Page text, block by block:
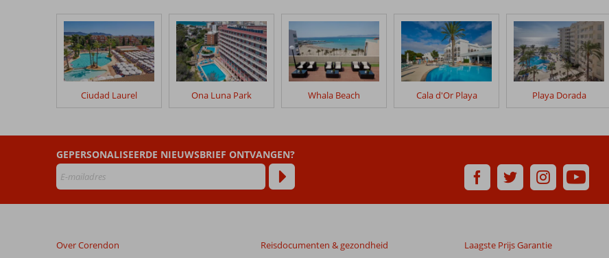
klanten
geschreven
na
hun
verblijf
Globales
Beoordelingen
die
ouder
48
Ciudad Laurel Ona Luna Park Whala Beach Cala d'Or Playa Playa Dorada
GEPERSONALISEERDE NIEUWSBRIEF ONTVANGEN?
Over Corendon
Reisdocumenten & gezondheid
Laagste Prijs Garantie